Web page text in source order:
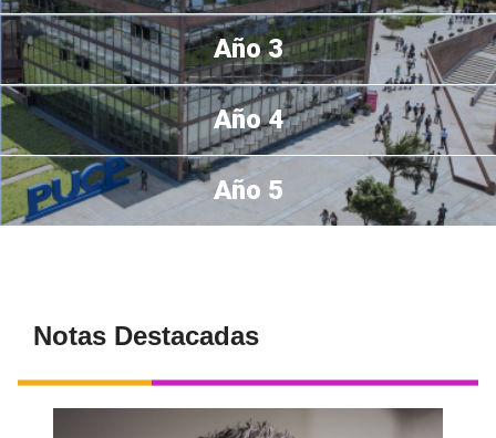
Año 3
Año 4
Año 5
Notas Destacadas